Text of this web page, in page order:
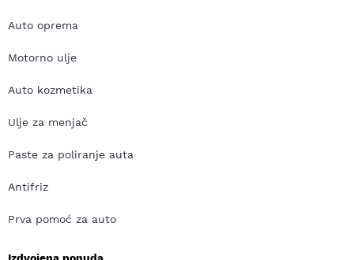
Auto oprema
Motorno ulje
Auto kozmetika
Ulje za menjač
Paste za poliranje auta
Antifriz
Prva pomoć za auto